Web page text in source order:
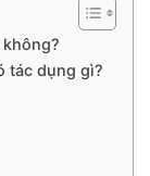
tác dụng gì?